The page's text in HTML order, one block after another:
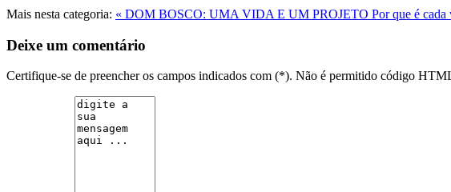
Mais nesta categoria: « DOM BOSCO: UMA VIDA E UM PROJETO Por que é
Deixe um comentário
Certifique-se de preencher os campos indicados com (*). Não é permitido código